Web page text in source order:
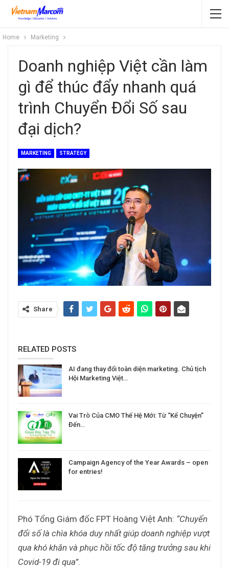
Home Marketing
Doanh nghiệp Việt cần làm
gì để thúc đẩy nhanh quá
trình Chuyển Đổi Số sau
đại dịch?
MARKETING STRATEGY
Share
RELATED POSTS
AI đang thay đổi toàn diện marketing. Chủ tịch
Hội Marketing Việt…
Vai Trò Của CMO Thế Hệ Mới: Từ “Kể Chuyện”
Đến…
Campaign Agency of the Year Awards – open
for entries!
Phó Tổng Giám đốc FPT Hoàng Việt Anh: “Chuyển
đổi số là chìa khóa duy nhất giúp doanh nghiệp vượt
qua khó khăn và phục hồi tốc độ tăng trưởng sau khi
Covid-19 đi qua”.